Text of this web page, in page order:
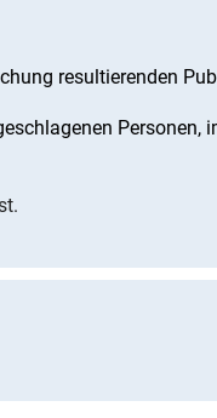
resultierenden
Personen,